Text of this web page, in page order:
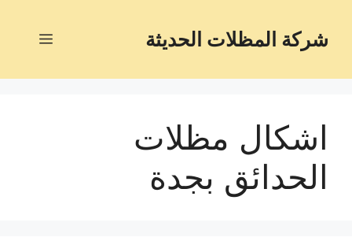
شركة المظلات الحديثة
اشكال مظلات
الحدائق بجدة